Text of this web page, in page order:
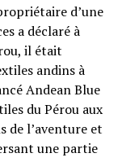
d’une
a déclaré à
il était
andins à
Andean Blue
du Pérou aux
de l’aventure et
une partie